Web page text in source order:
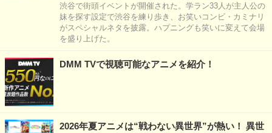
渋谷で街頭イベントが開催された。学ラン33人が主人公の
妹を探す設定で渋谷を練り歩き、お笑いコンビ・カミナリ
がスペシャルネタを披露。ハプニングも笑いに変えて会場
を盛り上げた。
DMM TVで視聴可能なアニメを紹介！
2026年夏アニメは“戦わない異世界”が熱い！ 異世